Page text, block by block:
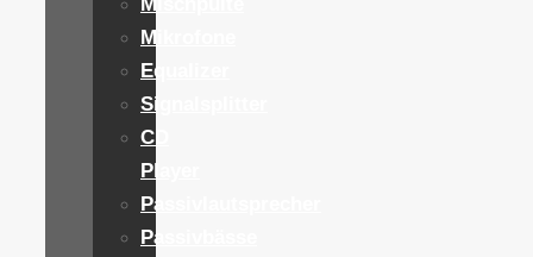
Mikrofone
Equalizer
Signalsplitter
CD
Player
Passivlautsprecher
Passivbässe